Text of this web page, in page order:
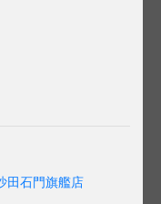
田石門旗艦店